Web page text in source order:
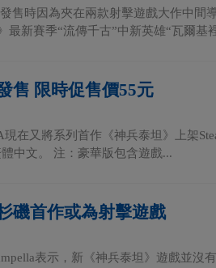
售時因為夾在兩款射擊遊戲大作中間
新賽季“流傳千古”中新英雄“瓦爾基
售 限時促售價55元
在又將系列首作《神兵泰坦》上架
中文。 注：豪華版包含遊戲...
磯首作或為射擊遊戲
表示，新《神兵泰坦》遊戲並沒